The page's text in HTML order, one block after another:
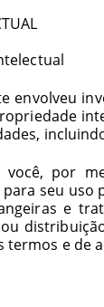
envolveu
você, por
para seu
e
e de